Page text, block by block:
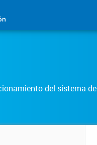
del sistema